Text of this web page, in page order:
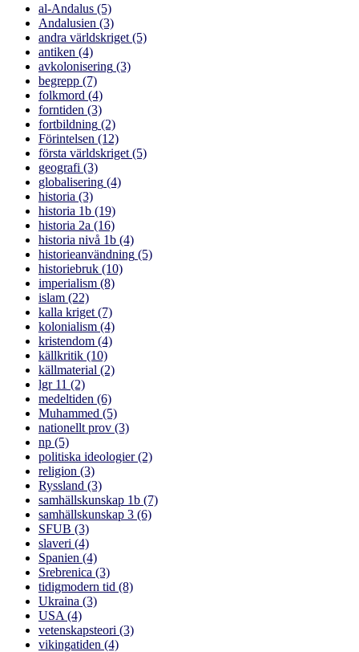
al-Andalus (5)
Andalusien (3)
andra världskriget (5)
antiken (4)
avkolonisering (3)
begrepp (7)
folkmord (4)
forntiden (3)
fortbildning (2)
Förintelsen (12)
första världskriget (5)
geografi (3)
globalisering (4)
historia (3)
historia 1b (19)
historia 2a (16)
historia nivå 1b (4)
historieanvändning (5)
historiebruk (10)
imperialism (8)
islam (22)
kalla kriget (7)
kolonialism (4)
kristendom (4)
källkritik (10)
källmaterial (2)
lgr 11 (2)
medeltiden (6)
Muhammed (5)
nationellt prov (3)
np (5)
politiska ideologier(2)
religion (3)
Ryssland (3)
samhällskunskap 1b (7)
samhällskunskap 3 (6)
SFUB (3)
slaveri (4)
Spanien (4)
Srebrenica (3)
tidigmodern tid (8)
Ukraina (3)
USA (4)
vetenskapsteori (3)
vikingatiden (4)